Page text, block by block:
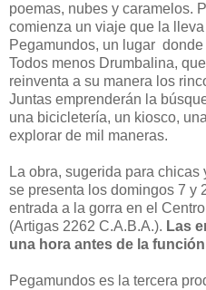
poemas, nubes y caramelos.
comienza un viaje que la
Pegamundos, un lugar
Todos menos Drumbalina,
reinventa a su manera los
Juntas emprenderán la
una bicicletería, un kiosco,
explorar de mil maneras.
La obra, sugerida para
se presenta los domingos 7 y
entrada a la gorra en el
(Artigas 2262 C.A.B.A.). Las
una hora antes de la
Pegamundos es la tercera